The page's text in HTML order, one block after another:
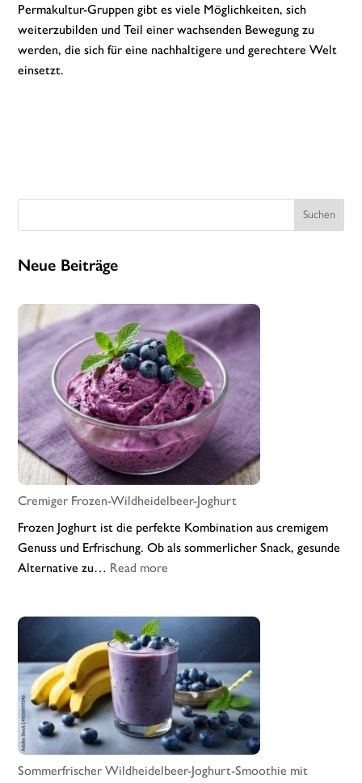
Permakultur-Gruppen gibt es viele Möglichkeiten, sich
weiterzubilden und Teil einer wachsenden Bewegung zu
werden, die sich für eine nachhaltigere und gerechtere Welt
einsetzt.
Suchen
Neue Beiträge
Cremiger Frozen-Wildheidelbeer-Joghurt
Frozen Joghurt ist die perfekte Kombination aus cremigem
Genuss und Erfrischung. Ob als sommerlicher Snack, gesunde
Alternative zu… Read more
Wildheidelbeer-
Joghurt
Sommerfrischer Wildheidelbeer-Joghurt-Smoothie mit